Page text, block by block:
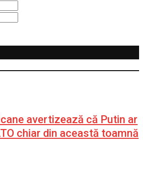
avertizează că Putin ar
chiar din această toamnă